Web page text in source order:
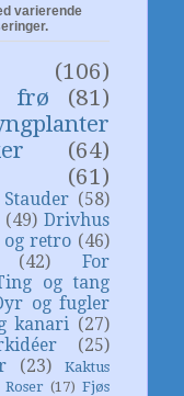
varierende
(106)
frø
(81)
(64)
(61)
Stauder (58)
(49) Drivhus
retro (46)
(42)
For
og tang
og fugler
kanari (27)
(25)
(23)
Kaktus
Roser (17) Fjøs